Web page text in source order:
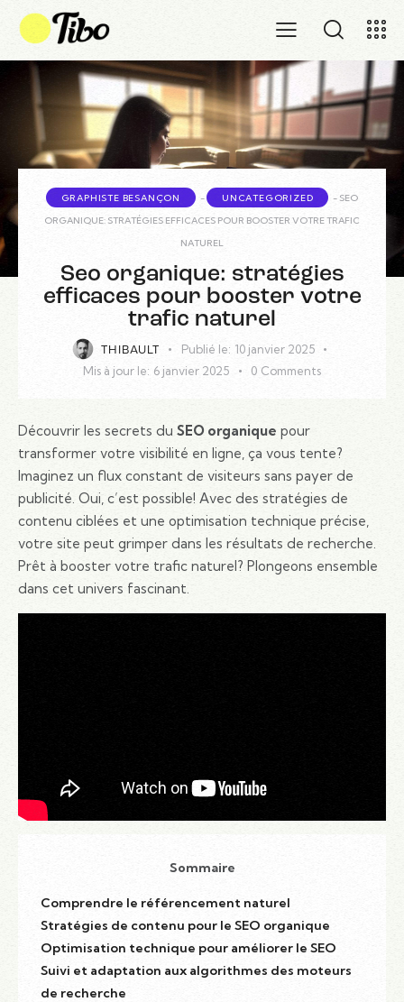
GRAPHISTE BESANÇON - UNCATEGORIZED - SEO
ORGANIQUE: STRATÉGIES EFFICACES POUR BOOSTER VOTRE TRAFIC
NATUREL
Seo organique: stratégies
efficaces pour booster votre
trafic naturel
THIBAULT Publié le: 10 janvier 2025
Mis à jour le: 6 janvier 2025 0 Comments
Découvrir les secrets du SEO organique pour
transformer votre visibilité en ligne, ça vous tente?
Imaginez un flux constant de visiteurs sans payer de
publicité. Oui, c’est possible! Avec des stratégies de
contenu ciblées et une optimisation technique précise,
votre site peut grimper dans les résultats de recherche.
Prêt à booster votre trafic naturel? Plongeons ensemble
dans cet univers fascinant.
Sommaire
Comprendre le référencement naturel
Stratégies de contenu pour le SEO organique
Optimisation technique pour améliorer le SEO
Suivi et adaptation aux algorithmes des moteurs
de recherche